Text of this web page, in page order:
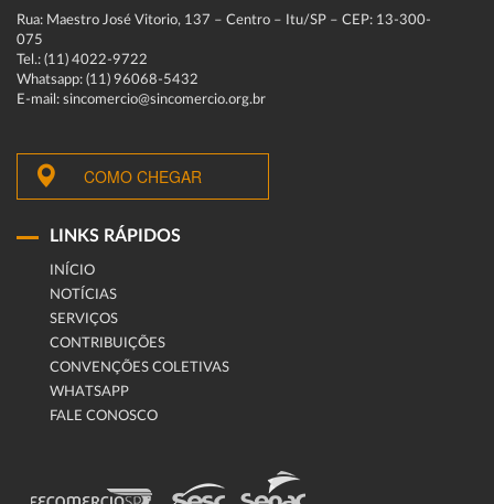
Rua: Maestro José Vitorio, 137 – Centro – Itu/SP – CEP: 13-300-
075
Tel.: (11) 4022-9722
Whatsapp: (11) 96068-5432
E-mail: sincomercio@sincomercio.org.br
COMO CHEGAR
LINKS RÁPIDOS
INÍCIO
NOTÍCIAS
SERVIÇOS
CONTRIBUIÇÕES
CONVENÇÕES COLETIVAS
WHATSAPP
FALE CONOSCO